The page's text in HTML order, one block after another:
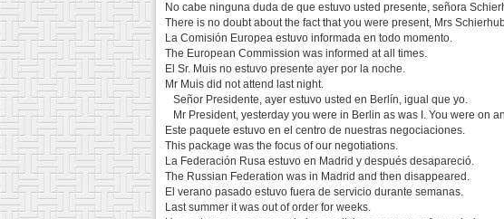
No cabe ninguna duda de que estuvo usted presente, señora
There is no doubt about the fact that you were present, Mrs
La Comisión Europea estuvo informada en todo momento.
The European Commission was informed at all times.
El Sr. Muis no estuvo presente ayer por la noche.
Mr Muis did not attend last night.
Señor Presidente, ayer estuvo usted en Berlín, igual que yo.
Mr President, yesterday you were in Berlin as was I. You were on
Este paquete estuvo en el centro de nuestras negociaciones.
This package was the focus of our negotiations.
La Federación Rusa estuvo en Madrid y después desapareció.
The Russian Federation was in Madrid and then disappeared.
El verano pasado estuvo fuera de servicio durante semanas.
Last summer it was out of order for weeks.